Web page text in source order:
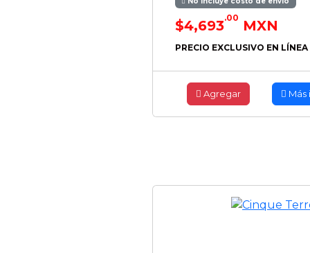
$4,693.00 MXN
PRECIO EXCLUSIVO EN LÍNEA
Agregar